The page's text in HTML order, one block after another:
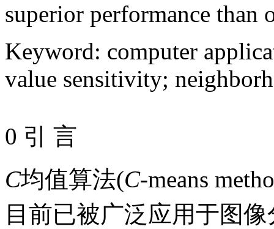
superior performance than
Keyword: computer
value sensitivity;
0 引 言
C均值算法(C-means
目前已被广泛应用于图像